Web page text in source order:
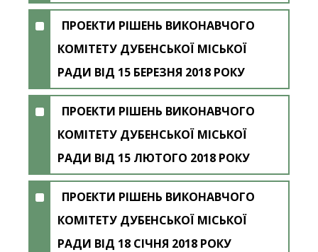
ПРОЕКТИ РІШЕНЬ ВИКОНАВЧОГО
КОМІТЕТУ ДУБЕНСЬКОЇ МІСЬКОЇ
РАДИ ВІД 15 БЕРЕЗНЯ 2018 РОКУ
ПРОЕКТИ РІШЕНЬ ВИКОНАВЧОГО
КОМІТЕТУ ДУБЕНСЬКОЇ МІСЬКОЇ
РАДИ ВІД 15 ЛЮТОГО 2018 РОКУ
ПРОЕКТИ РІШЕНЬ ВИКОНАВЧОГО
КОМІТЕТУ ДУБЕНСЬКОЇ МІСЬКОЇ
РАДИ ВІД 18 СІЧНЯ 2018 РОКУ